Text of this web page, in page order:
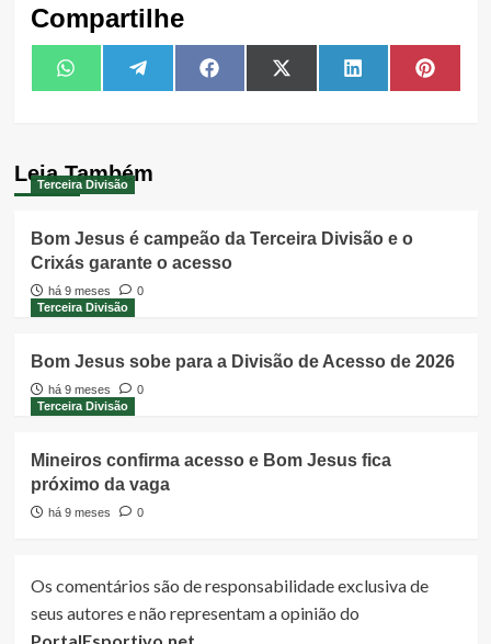
Compartilhe
Share
on
WhatsAppShare
on
TelegramShare
on
FacebookShare
on
X
(Twitter)
Share
on
LinkedIn Share
on
Leia Também
Terceira Divisão
Bom Jesus é campeão da Terceira Divisão e o
Crixás garante o acesso
há 9 meses
0
Terceira Divisão
Bom Jesus sobe para a Divisão de Acesso de 2026
há 9 meses
0
Terceira Divisão
Mineiros confirma acesso e Bom Jesus fica
próximo da vaga
há 9 meses 0
Os comentários são de responsabilidade exclusiva de
seus autores e não representam a opinião do